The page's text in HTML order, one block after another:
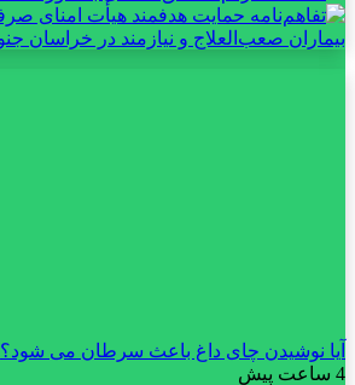
آیا نوشیدن چای داغ باعث سرطان می شود؟
4 ساعت پیش